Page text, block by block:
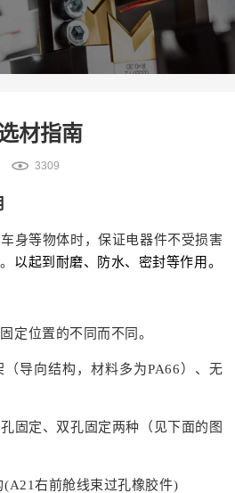
材指南
3309
身等物体时，保证电器件不受损害
以起到耐磨、防水、密封等作用。
定位置的不同而不同。
导向结构，材料多为PA66）、无
固定、双孔固定两种（见下面的图
(A21右前舱线束过孔橡胶件)